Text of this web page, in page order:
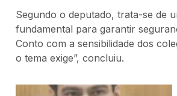
Segundo o deputado, trata-se de
fundamental para garantir
Conto com a sensibilidade dos
o tema exige”, concluiu.